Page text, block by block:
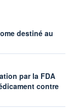
destiné au
par
par la FDA
contre